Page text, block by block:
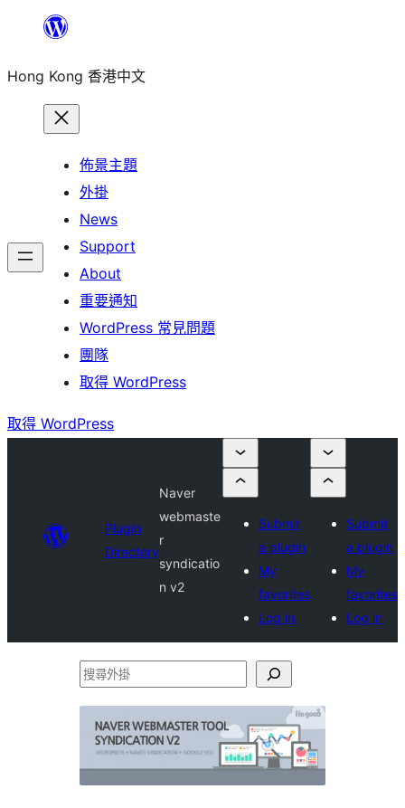
主
Hong Kong 香港中文
佈景主題
外掛
News
Support
About
重要通知
WordPress 常見問題
團隊
取得 WordPress
取得 WordPress
Plugin
Directory
Naver
webmaste
r
syndicatio
n v2
Submit
a plugin
My
favorites
Log in
Submit
a plugin
My
favorites
Log in
搜